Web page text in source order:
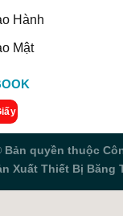
Hành
Mật
Bản quyền thuộc
Xuất Thiết Bị Băng